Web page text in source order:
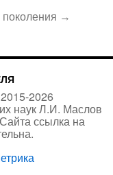
поколения →
2015-2026
наук Л.И. Маслов
ссылка на